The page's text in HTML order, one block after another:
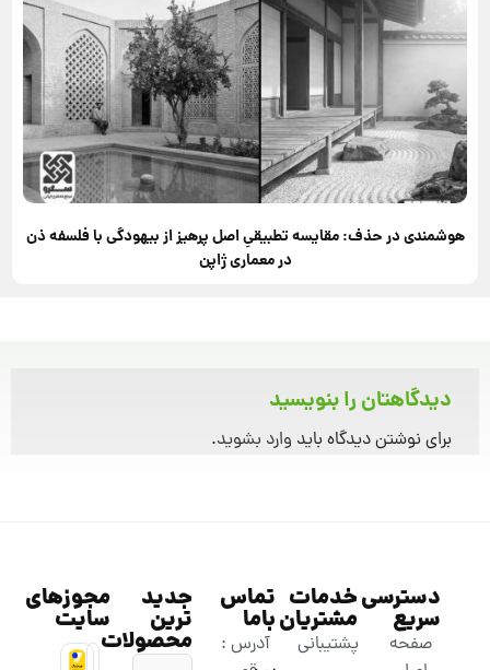
هوشمندی در حذف: مقایسه تطبیقیِ اصل پرهیز از بیهودگی با فلسفه ذن
در معماری ژاپن
دیدگاهتان را بنویسید
برای نوشتن دیدگاه باید وارد بشوید.
دسترسی
سریع
صفحه
خدمات
مشتریان
پشتیبانی
تماس
باما
آدرس :
جدید
ترین
محصولات
مجوزهای
سایت